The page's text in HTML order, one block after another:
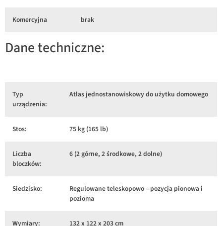
Komercyjna brak
Dane techniczne:
Typ
urządzenia:
Atlas jednostanowiskowy do użytku domowego
Stos: 75 kg (165 lb)
Liczba
bloczków:
6 (2 górne, 2 środkowe, 2 dolne)
Siedzisko:
Regulowane teleskopowo – pozycja pionowa i
pozioma
Wymiary: 132 x 122 x 203 cm